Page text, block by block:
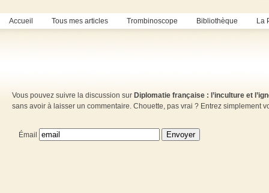
Accueil Tous mes articles Trombinoscope Bibliothèque La
Vous pouvez suivre la discussion sur Diplomatie française : l’inculture et
sans avoir à laisser un commentaire. Chouette, pas vrai ? Entrez simplement
Émail